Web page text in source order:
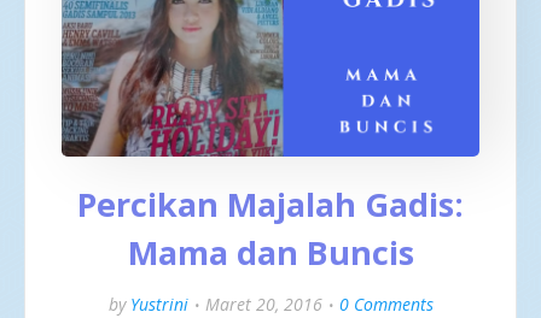
Percikan Majalah Gadis:
Mama dan Buncis
by Yustrini Maret 20, 2016 0 Comments